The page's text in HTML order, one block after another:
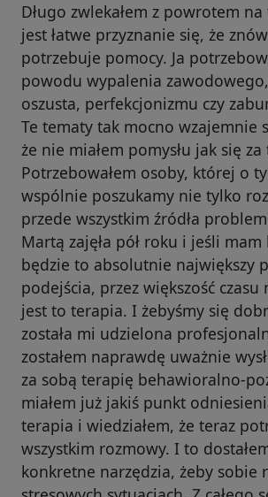
Długo zwlekałem z powrotem
jest łatwe przyznanie się, że
potrzebuje pomocy. Ja
powodu wypalenia
oszusta, perfekcjonizmu czy
Te tematy tak mocno wzajemnie
że nie miałem pomysłu jak się
Potrzebowałem osoby, której o
wspólnie poszukamy nie tylko
przede wszystkim źródła
Martą zajęła pół roku i jeśli mam
będzie to absolutnie największy
podejścia, przez większość czasu
jest to terapia. I żebyśmy się
została mi udzielona
zostałem naprawdę uważnie
za sobą terapię behawioralno-
miałem już jakiś punkt
terapia i wiedziałem, że teraz
wszystkim rozmowy. I to
konkretne narzędzia, żeby sobie